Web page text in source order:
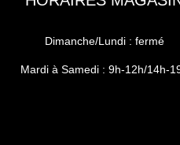
Dimanche/Lundi : fermé
Mardi à Samedi : 9h-12h/14h-